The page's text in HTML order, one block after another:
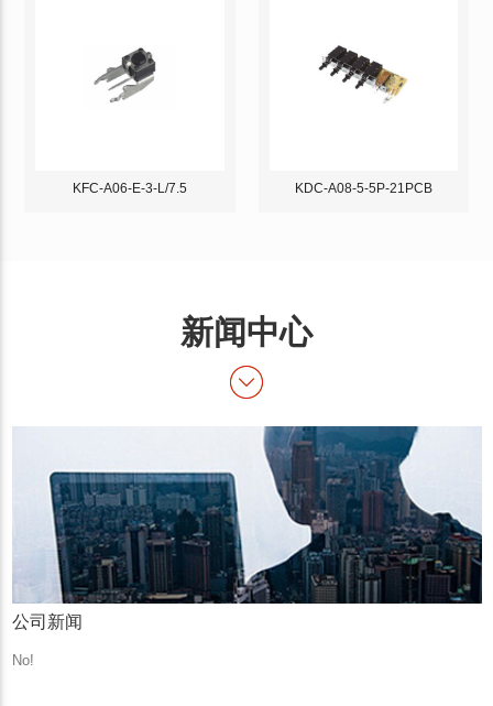
KFC-A06-E-3-L/7.5 KDC-A08-5-5P-21PCB
新闻中心
公司新闻
No!